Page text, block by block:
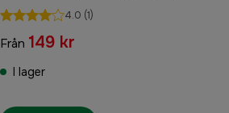
4.0 (1)
Från 149 kr
I lager